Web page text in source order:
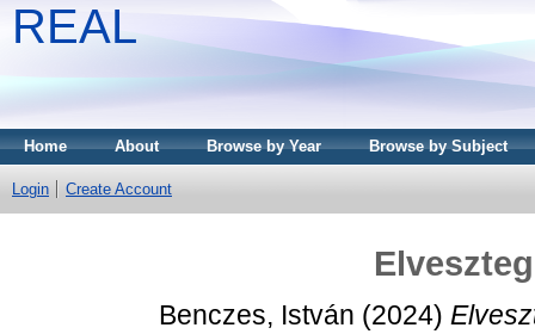
REAL
Home About Browse by Year Browse by Subject
Login Create Account
Benczes, István (2024)